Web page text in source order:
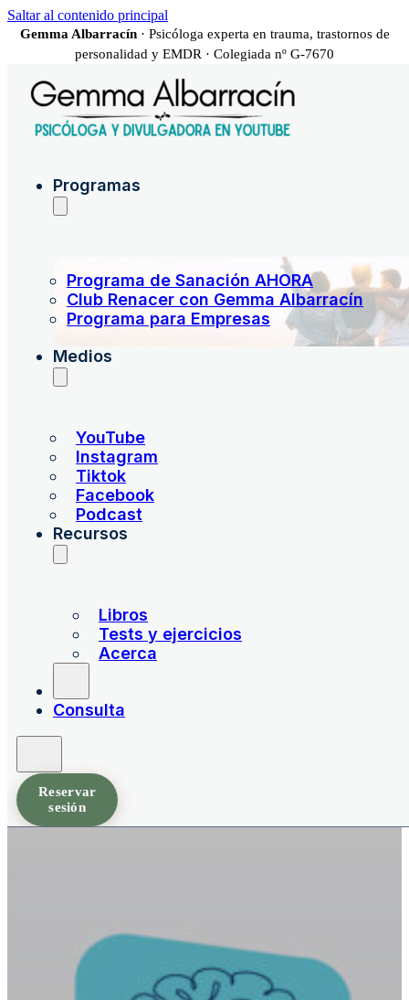
Saltar al contenido principal
Gemma Albarracín· Psicóloga experta en trauma, trastornos de
personalidad y EMDR · Colegiada nº G-7670
Programas
Programa de Sanación AHORA
Club Renacer con Gemma Albarracín
Programa para Empresas
Medios
YouTube
Instagram
Tiktok
Facebook
Podcast
Recursos
Libros
Tests y ejercicios
Acerca
Consulta
Reservar
sesión